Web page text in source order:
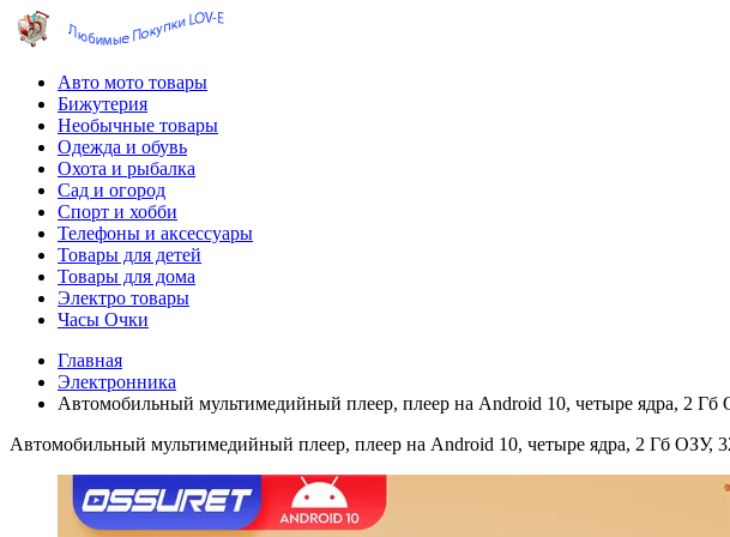
Авто мото товары
Бижутерия
Необычные товары
Одежда и обувь
Охота и рыбалка
Сад и огород
Спорт и хобби
Телефоны и аксессуары
Товары для детей
Товары для дома
Электро товары
Часы Очки
Главная
Электронника
Автомобильный мультимедийный плеер, плеер на Android 10, четыре ядра, 2
Автомобильный мультимедийный плеер, плеер на Android 10, четыре ядра, 2 Гб ОЗУ,